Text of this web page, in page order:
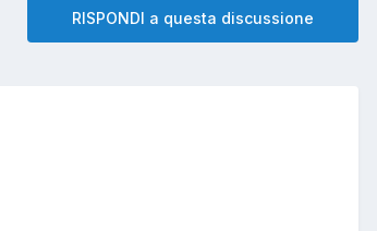
RISPONDI a questa discussione